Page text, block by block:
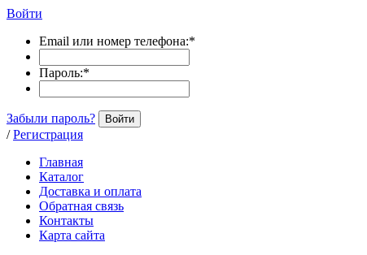
Войти
Email или номер телефона:*
Пароль:*
Забыли пароль? Войти
/ Регистрация
Главная
Каталог
Доставка и оплата
Обратная связь
Контакты
Карта сайта